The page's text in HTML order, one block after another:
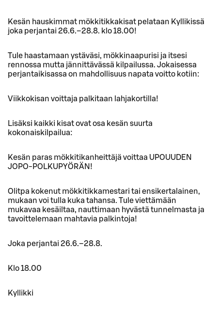
Kesän hauskimmat mökkitikkakisat pelataan Kyllikissä
joka perjantai 26.6.–28.8. klo 18.00!
Tule haastamaan ystäväsi, mökkinaapurisi ja itsesi
rennossa mutta jännittävässä kilpailussa. Jokaisessa
perjantaikisassa on mahdollisuus napata voitto kotiin:
Viikkokisan voittaja palkitaan lahjakortilla!
Lisäksi kaikki kisat ovat osa kesän suurta
kokonaiskilpailua:
Kesän paras mökkitikanheittäjä voittaa UPOUUDEN
JOPO-POLKUPYÖRÄN!
Olitpa kokenut mökkitikkamestari tai ensikertalainen,
mukaan voi tulla kuka tahansa. Tule viettämään
mukavaa kesäiltaa, nauttimaan hyvästä tunnelmasta ja
tavoittelemaan mahtavia palkintoja!
Joka perjantai 26.6.–28.8.
Klo 18.00
Kyllikki